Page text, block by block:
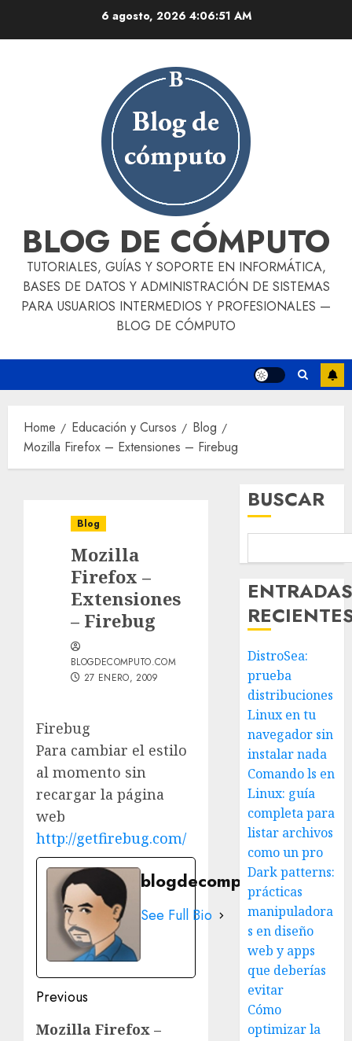
6 agosto, 2026 4:06:52 AM
BLOG DE CÓMPUTO
TUTORIALES, GUÍAS Y SOPORTE EN INFORMÁTICA,
BASES DE DATOS Y ADMINISTRACIÓN DE SISTEMAS
PARA USUARIOS INTERMEDIOS Y PROFESIONALES —
BLOG DE CÓMPUTO
Home Educación y Cursos
Blog
Mozilla Firefox – Extensiones – Firebug
Blog
Mozilla
Firefox –
Extensiones
– Firebug
BLOGDECOMPUTO.COM
27 ENERO, 2009
Firebug
Para cambiar el estilo
al momento sin
recargar la página
web
http://getfirebug.com/
blogdecomputo.com
See Full Bio
Post
navigation
Previous
Previous
Mozilla Firefox –
BUSCAR
DistroSea:
prueba
distribuciones
Linux en tu
navegador sin
instalar nada
Comando ls en
Linux: guía
completa para
listar archivos
como un pro
Dark patterns:
prácticas
manipuladora
s en diseño
web y apps
que deberías
evitar
Cómo
optimizar la